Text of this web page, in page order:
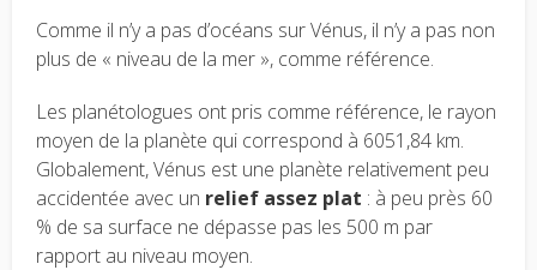
Comme il n’y a pas d’océans sur Vénus, il n’y a pas non
plus de « niveau de la mer », comme référence.
Les planétologues ont pris comme référence, le rayon
moyen de la planète qui correspond à 6051,84 km.
Globalement, Vénus est une planète relativement peu
accidentée avec un relief assez plat : à peu près 60
% de sa surface ne dépasse pas les 500 m par
rapport au niveau moyen.